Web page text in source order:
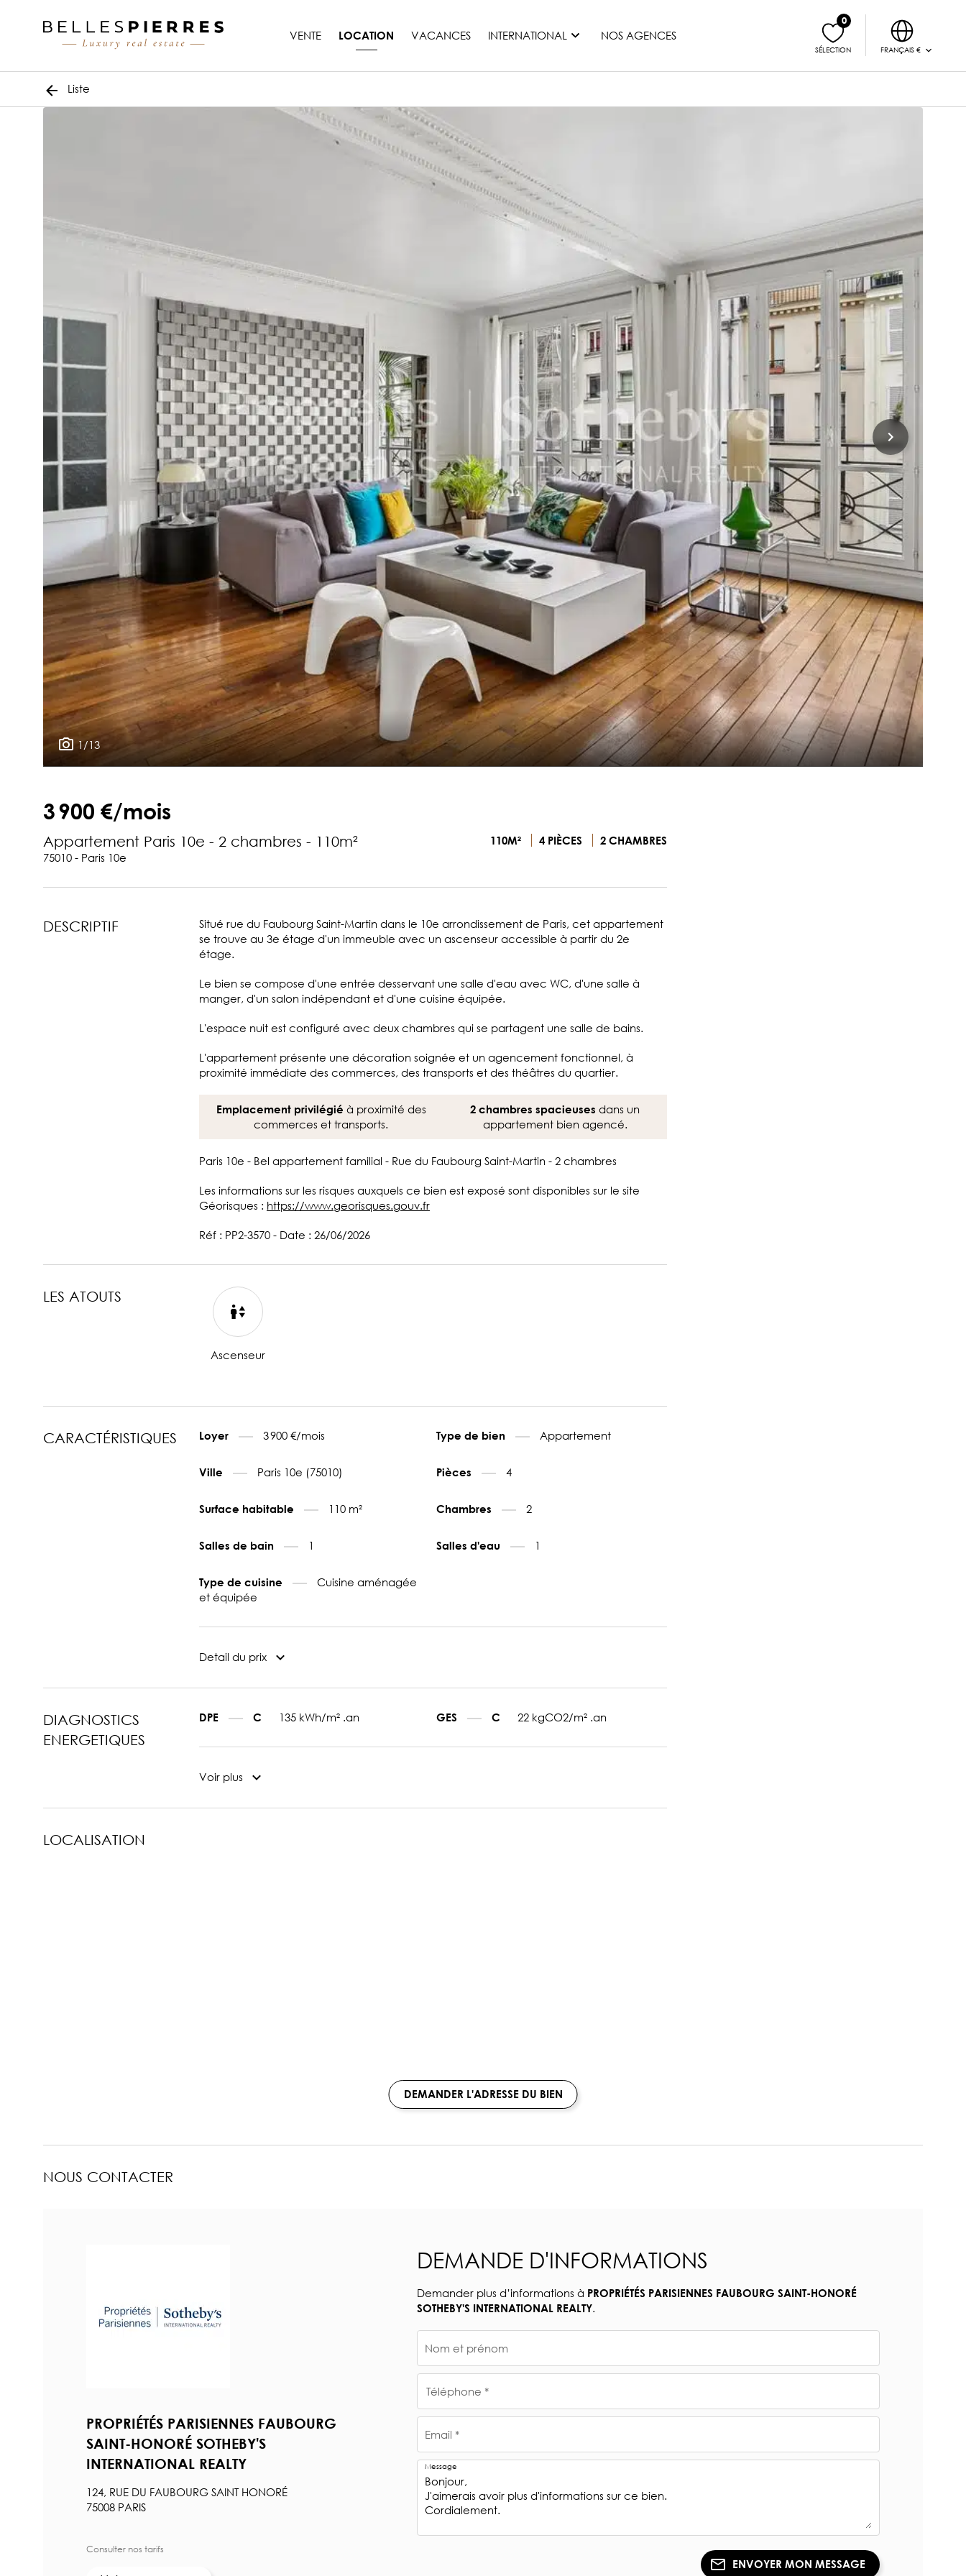
VENTE LOCATION VACANCES INTERNATIONAL
France
Maroc
Espagne
Etats-unis
Suisse
Tous les pays
NOS AGENCES
SÉLECTION
0
FRANÇAIS €
Liste
1/13
3 900 €/mois
Appartement Paris 10e - 2 chambres - 110m²
75010 - Paris 10e
110M² 4 PIÈCES 2 CHAMBRES
DESCRIPTIF
Situé rue du Faubourg Saint-Martin dans le 10e arrondissement de Paris, cet appartement
se trouve au 3e étage d'un immeuble avec un ascenseur accessible à partir du 2e
étage.
Le bien se compose d'une entrée desservant une salle d'eau avec WC, d'une salle à
manger, d'un salon indépendant et d'une cuisine équipée.
L'espace nuit est configuré avec deux chambres qui se partagent une salle de bains.
L'appartement présente une décoration soignée et un agencement fonctionnel, à
proximité immédiate des commerces, des transports et des théâtres du quartier.
Emplacement privilégié à proximité des
commerces et transports.
2 chambres spacieuses dans un
appartement bien agencé.
Paris 10e - Bel appartement familial - Rue du Faubourg Saint-Martin - 2 chambres
Les informations sur les risques auxquels ce bien est exposé sont disponibles sur le site
Géorisques : https://www.georisques.gouv.fr
Réf : PP2-3570 - Date : 26/06/2026
LES ATOUTS
Ascenseur
CARACTÉRISTIQUES Loyer 3 900 €/mois Type de bien Appartement
Ville Paris 10e (75010) Pièces 4
Surface habitable 110 m² Chambres 2
Salles de bain 1 Salles d'eau 1
Type de cuisine
Cuisine aménagée
et équipée
Detail du prix
DIAGNOSTICS
ENERGETIQUES
DPE C 135 kWh/m² .an GES C 22 kgCO2/m² .an
Voir plus
LOCALISATION
DEMANDER L'ADRESSE DU BIEN
NOUS CONTACTER
PROPRIÉTÉS PARISIENNES FAUBOURG
SAINT-HONORÉ SOTHEBY'S
INTERNATIONAL REALTY
124, RUE DU FAUBOURG SAINT HONORÉ
75008 PARIS
Consulter nos tarifs
DEMANDE D'INFORMATIONS
Demander plus d’informations à PROPRIÉTÉS PARISIENNES FAUBOURG SAINT-HONORÉ
SOTHEBY'S INTERNATIONAL REALTY.
Nom et prénom
Téléphone *
Email *
Message
ENVOYER MON MESSAGE